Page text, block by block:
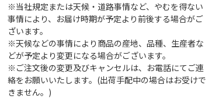
※当社規定または天候・道路事情など、やむを得ない
事情により、お届け時期が予定より前後する場合がご
ざいます。
※天候などの事情により商品の産地、品種、生産者な
どが予定より変更になる場合がございます。
※ご注文後の変更及びキャンセルは、お電話にてご連
絡をお願いいたします。(出荷手配中の場合はお受けで
きません。)